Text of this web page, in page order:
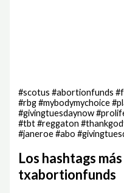
#scotus #abortionfunds
#rbg #mybodymychoice
#givingtuesdaynow
#tbt #reggaton
#janeroe #abo
Los hashtags
txabortionfunds